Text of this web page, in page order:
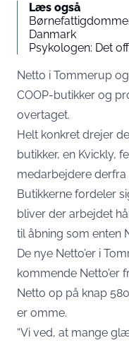
Læs også
Danmark
Psykologen: Det
Netto i Tommerup
COOP-butikker og
overtaget.
Helt konkret drejer
butikker, en Kvickly,
medarbejdere
Butikkerne fordeler
bliver der arbejdet
til åbning som enten
De nye Netto’er i
kommende Netto’er
Netto op på knap
er omme.
“Vi ved, at mange